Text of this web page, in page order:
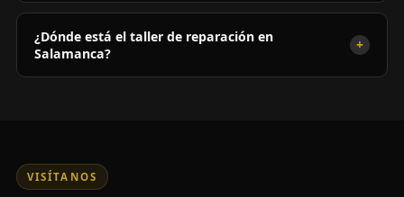
¿Dónde está el taller de reparación en
Salamanca?
+
VISÍTANOS